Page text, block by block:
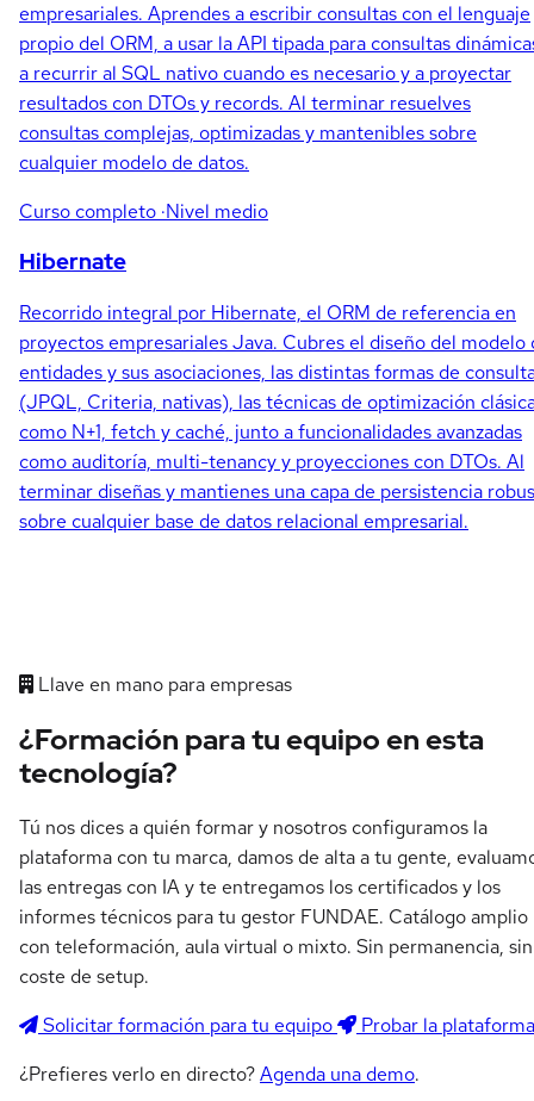
empresariales. Aprendes a escribir consultas con el lenguaje
propio del ORM, a usar la API tipada para consultas
a recurrir al SQL nativo cuando es necesario y a proyectar
resultados con DTOs y records. Al terminar resuelves
consultas complejas, optimizadas y mantenibles sobre
cualquier modelo de datos.
Curso completo ·Nivel medio
Hibernate
Recorrido integral por Hibernate, el ORM de referencia en
proyectos empresariales Java. Cubres el diseño del modelo
entidades y sus asociaciones, las distintas formas de
(JPQL, Criteria, nativas), las técnicas de optimización
como N+1, fetch y caché, junto a funcionalidades avanzadas
como auditoría, multi-tenancy y proyecciones con DTOs. Al
terminar diseñas y mantienes una capa de persistencia
sobre cualquier base de datos relacional empresarial.
Llave en mano para empresas
¿Formación para tu equipo en esta
tecnología?
Tú nos dices a quién formar y nosotros configuramos la
plataforma con tu marca, damos de alta a tu gente,
las entregas con IA y te entregamos los certificados y los
informes técnicos para tu gestor FUNDAE. Catálogo amplio
con teleformación, aula virtual o mixto. Sin permanencia, sin
coste de setup.
Solicitar formación para tu equipo
Probar la plataforma
¿Prefieres verlo en directo?Agenda una demo.